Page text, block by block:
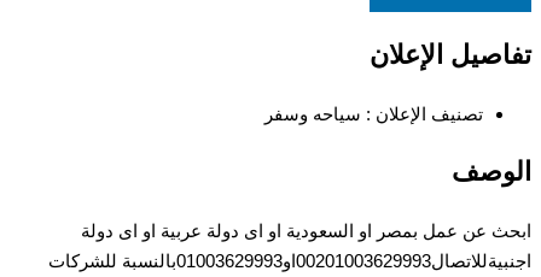
تفاصيل الإعلان
تصنيف الإعلان : سياحه وسفر
الوصف
ابحث عن عمل بمصر او السعودية او اى دولة عربية او اى دولة
اجنبيةللاتصال00201003629993او01003629993بالنسبة للشركات